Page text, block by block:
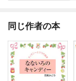
同じ作者の本